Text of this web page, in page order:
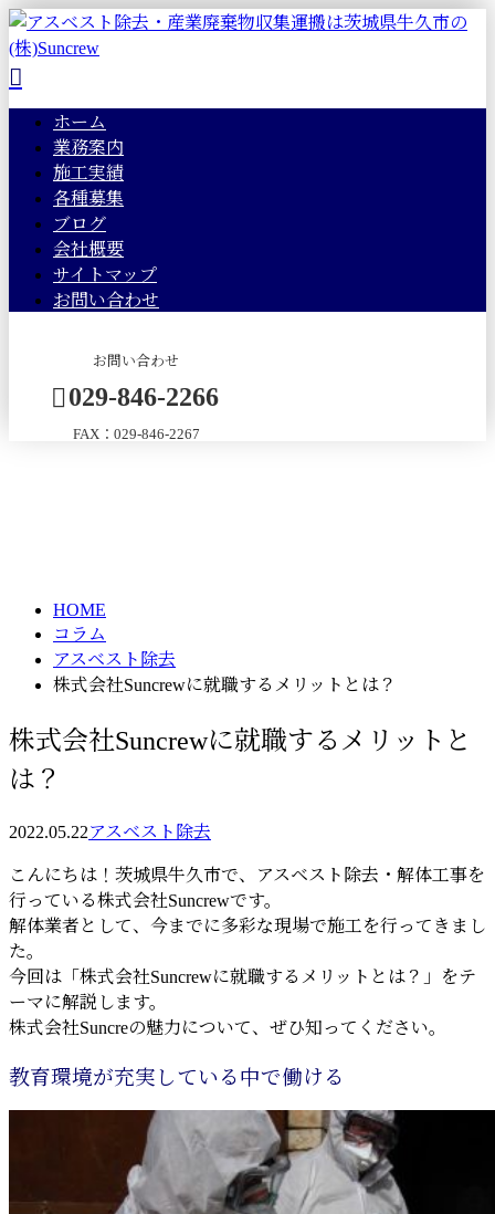
ホーム
業務案内
施工実績
各種募集
ブログ
会社概要
サイトマップ
お問い合わせ
お問い合わせ
029-846-2266
FAX：029-846-2267
HOME
コラム
アスベスト除去
株式会社Suncrewに就職するメリットとは？
株式会社Suncrewに就職するメリットと
は？
2022.05.22アスベスト除去
こんにちは！茨城県牛久市で、アスベスト除去・解体工事を
行っている株式会社Suncrewです。
解体業者として、今までに多彩な現場で施工を行ってきまし
た。
今回は「株式会社Suncrewに就職するメリットとは？」をテ
ーマに解説します。
株式会社Suncreの魅力について、ぜひ知ってください。
教育環境が充実している中で働ける